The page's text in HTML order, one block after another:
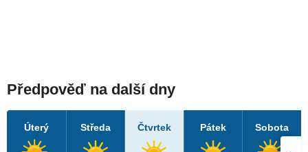
Předpověď na další dny
Úterý Středa Čtvrtek Pátek Sobota